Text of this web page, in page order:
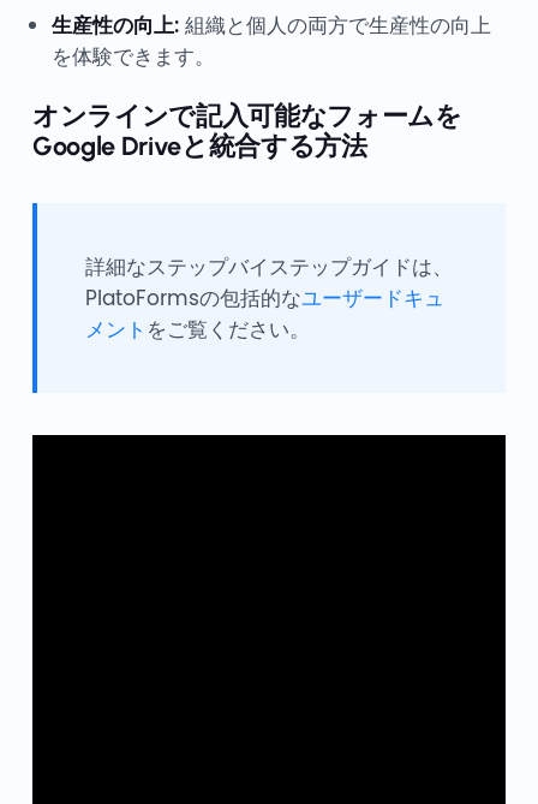
生産性の向上:組織と個人の両方で生産性の向上
を体験できます。
オンラインで記入可能なフォームを
Google Driveと統合する方法
詳細なステップバイステップガイドは、
PlatoFormsの包括的なユーザードキュ
メント をご覧ください。